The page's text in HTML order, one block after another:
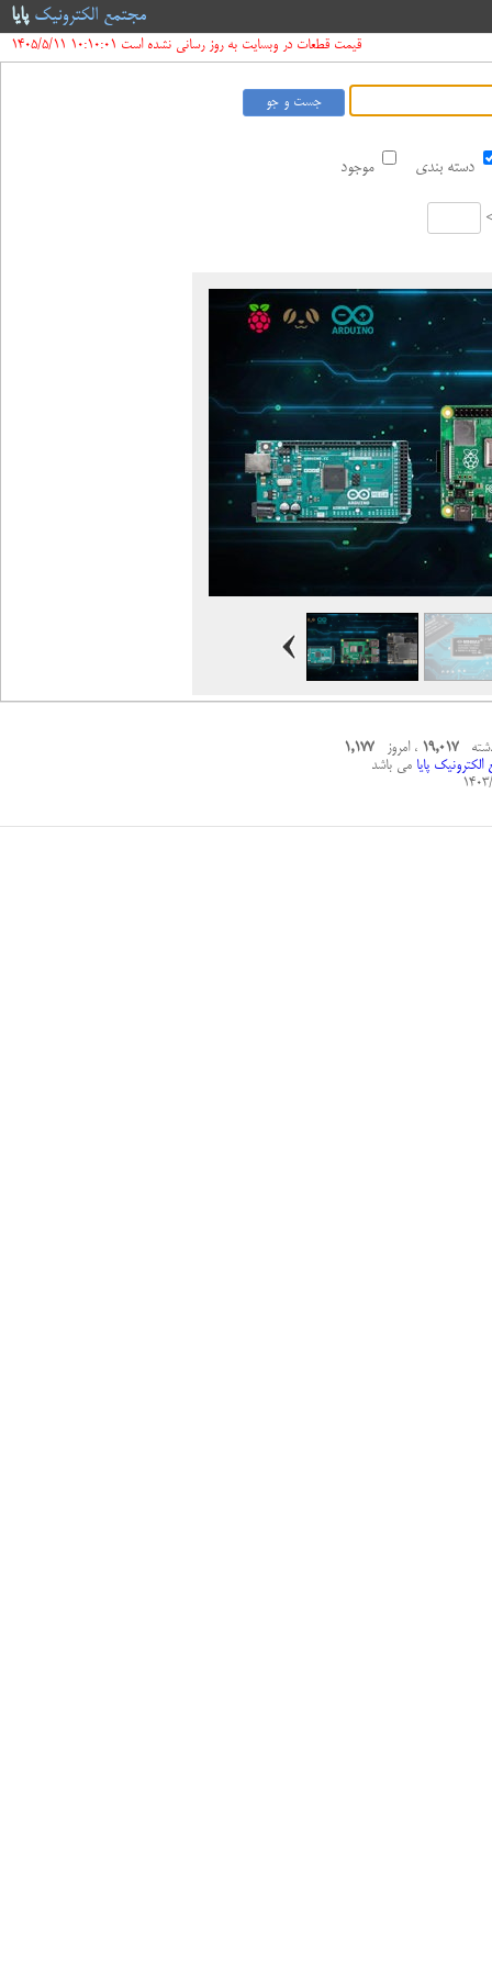
مجتمع الکترونیکپایا
قیمت قطعات در وبسایت به روز رسانی نشده است 10:10:01 1405/5/11
موجود دسته بندی
19,017 ، امروز1,177
الکترونیک پایامی باشد